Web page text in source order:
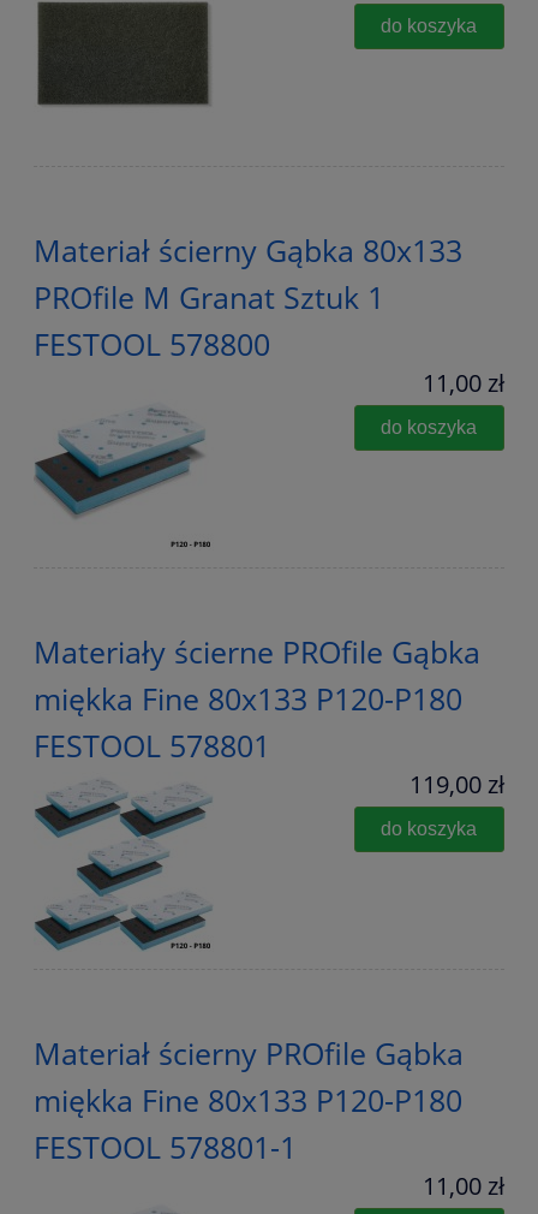
do koszyka
Materiał ścierny Gąbka 80x133
PROfile M Granat Sztuk 1
FESTOOL 578800
11,00 zł
do koszyka
Materiały ścierne PROfile Gąbka
miękka Fine 80x133 P120-P180
FESTOOL 578801
119,00 zł
do koszyka
Materiał ścierny PROfile Gąbka
miękka Fine 80x133 P120-P180
FESTOOL 578801-1
11,00 zł